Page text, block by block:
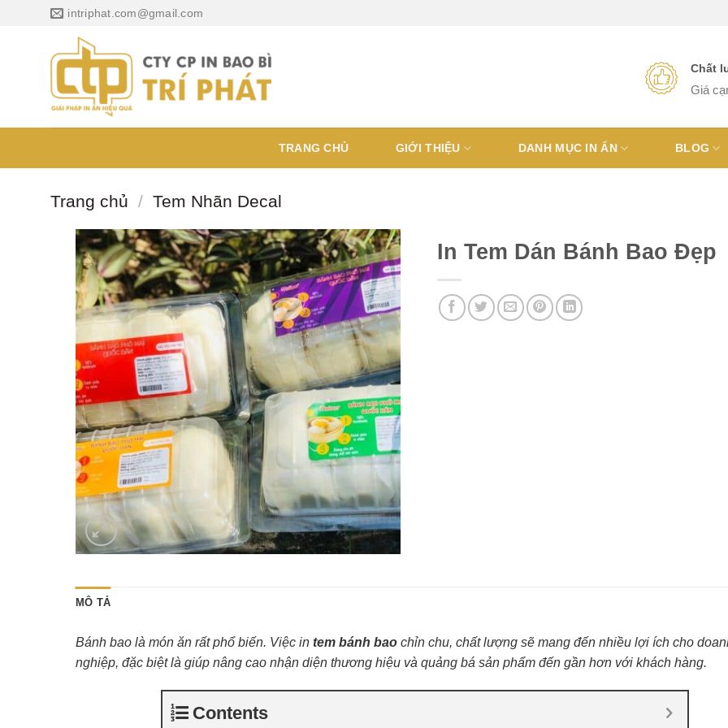
intriphat.com@gmail.com
Chất
Giá
TRANG CHỦ GIỚI THIỆU DANH MỤC IN ẤN BLOG
Trang chủ / Tem Nhãn Decal
In Tem Dán Bánh Bao Đẹp
MÔ TẢ
Bánh bao là món ăn rất phổ biến. Việc in tem bánh baochỉn chu, chất lượng sẽmang đến nhiều lợi ích cho
nghiệp, đặc biệt là giúp nâng cao nhận diện thương hiệu và quảng bá sản phẩm đến gần hơn với khách hàng.
Contents